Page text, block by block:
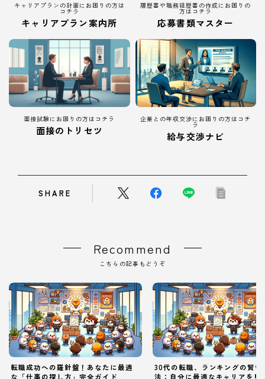
キャリアプランの計画にお困りの方は
コチラ
キャリアプラン案内所
履歴書や職務経歴書の作成にお困りの
方はコチラ
応募書類マスター
面接試験にお困りの方はコチラ
面接のトリセツ
企業との年収交渉にお困りの方はコチ
ラ
給与交渉ナビ
SHARE
Recommend
こちらの記事もどうぞ
転職成功への羅針盤！あなたに最適
な「仕事の探し方」完全ガイド
30代の転職、ランキングの賢い
法：自分に最適なキャリアを見